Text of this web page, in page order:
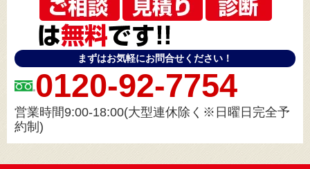
まずはお気軽にお問合せください！
0120-92-7754
営業時間9:00-18:00(大型連休除く※日曜日完全予
約制)